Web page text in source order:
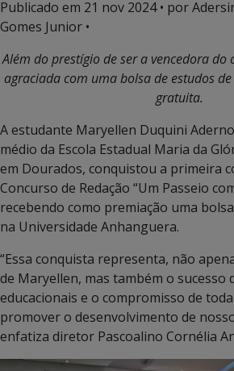
Publicado em 21 nov 2024• por
Gomes Junior •
Além do prestígio de ser a vencedora do
agraciada com uma bolsa de estudos
gratuita.
A estudante Maryellen Duquini
médio da Escola Estadual Maria da
em Dourados, conquistou a primeira
Concurso de Redação “Um Passeio
recebendo como premiação uma
na Universidade Anhanguera.
“Essa conquista representa, não
de Maryellen, mas também o sucesso
educacionais e o compromisso de
promover o desenvolvimento de
enfatiza diretor Pascoalino Cornélia